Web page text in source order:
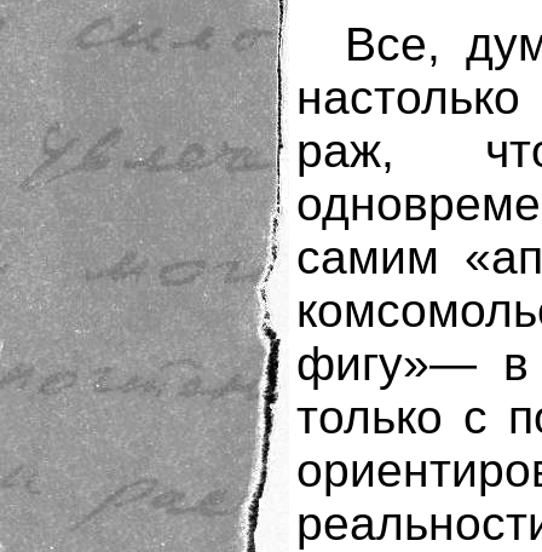
Все,
раж,
самим
фигу»— в
только с